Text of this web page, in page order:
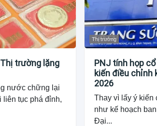
trường lặng
nước chững lại
liên tục phá đỉnh,
Thị trường
PNJ tính họp
kiến điều chỉnh
2026
Thay vì lấy ý kiến
như kế hoạch
Đại...